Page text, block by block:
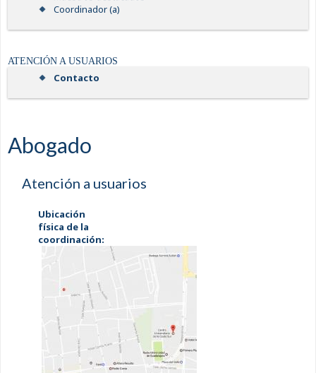
Coordinador (a)
ATENCIÓN A USUARIOS
Contacto
Abogado
Atención a usuarios
Ubicación
física de la
coordinación: